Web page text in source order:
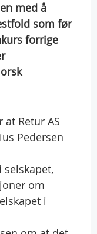
med å
som før
forrige
Retur AS
Pedersen
om
i